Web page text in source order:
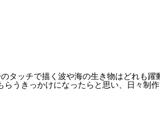
タッチで描く波や海の生き物はどれも躍
うきっかけになったらと思い、日々制